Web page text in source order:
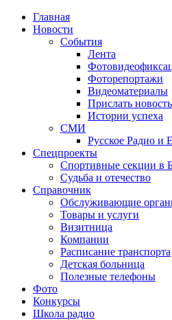
Главная
Новости
События
Лента
Фоторепортажи
Видеоматериалы
Прислать новость
Истории успеха
СМИ
Русское Радио и
Спецпроекты
Спортивные секции в
Судьба и отечество
Справочник
Обслуживающие
Товары и услуги
Визитница
Компании
Расписание транспорта
Детская больница
Полезные телефоны
Фото
Конкурсы
Школа радио